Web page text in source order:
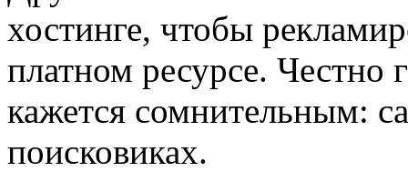
хостинге, чтобы
платном ресурсе. Честно
кажется сомнительным:
поисковиках.